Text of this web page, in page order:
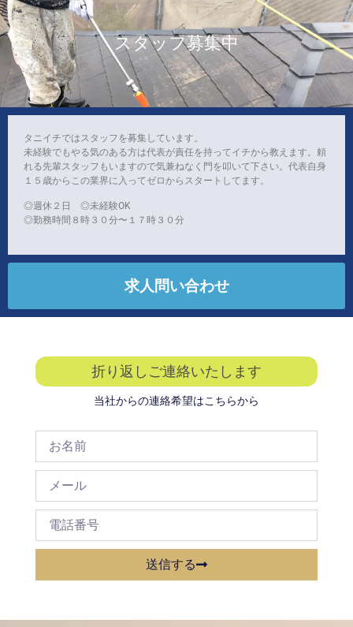
スタッフ募集中
タニイチではスタッフを募集しています。
未経験でもやる気のある方は代表が責任を持ってイチから教えます。頼
れる先輩スタッフもいますので気兼ねなく門を叩いて下さい。代表自身
１５歳からこの業界に入ってゼロからスタートしてます。
◎週休２日 ◎未経験OK
◎勤務時間８時３０分〜１７時３０分
求人問い合わせ
折り返しご連絡いたします
当社からの連絡希望はこちらから
送信する